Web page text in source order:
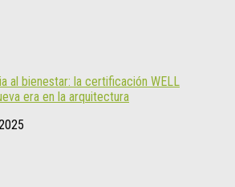
al bienestar: la certificación WELL
era en la arquitectura